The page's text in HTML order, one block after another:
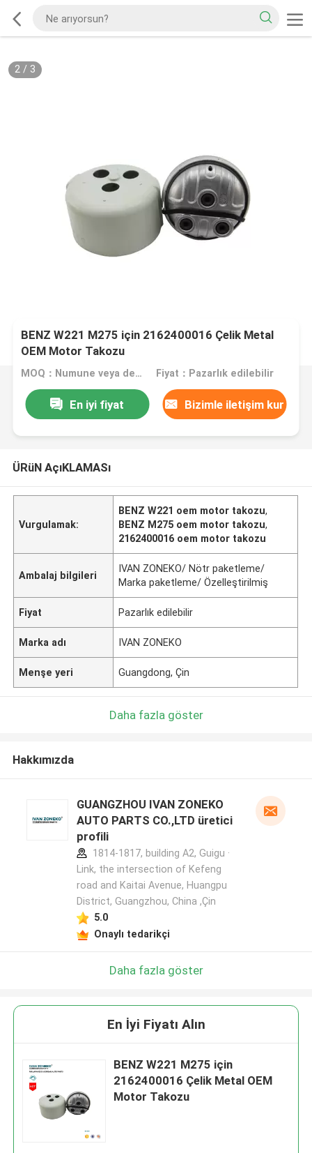
2/ 3
BENZ W221 M275 için 2162400016 Çelik Metal
OEM Motor Takozu
MOQ：Numune veya deneme siparişi kabul edilir Fiyat：Pazarlık edilebilir
En iyi fiyat Bizimle iletişim kur
ÜRüN AçıKLAMASı
Vurgulamak:
BENZ W221 oem motor takozu,
BENZ M275 oem motor takozu,
2162400016 oem motor takozu
Ambalaj bilgileri
IVAN ZONEKO/ Nötr paketleme/
Marka paketleme/ Özelleştirilmiş
Fiyat Pazarlık edilebilir
Marka adı IVAN ZONEKO
Menşe yeri Guangdong, Çin
Daha fazla göster
Hakkımızda
GUANGZHOU IVAN ZONEKO
AUTO PARTS CO.,LTD üretici
profili
1814-1817, building A2, Guigu ·
Link, the intersection of Kefeng
road and Kaitai Avenue, Huangpu
District, Guangzhou, China ,Çin
5.0
Onaylı tedarikçi
Daha fazla göster
En İyi Fiyatı Alın
BENZ W221 M275 için
2162400016 Çelik Metal OEM
Motor Takozu